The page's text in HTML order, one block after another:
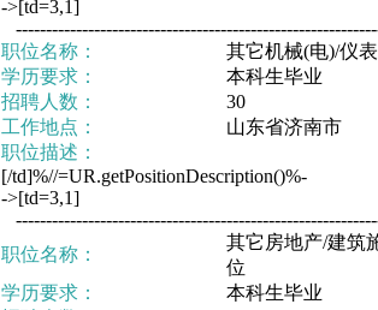
->[td=3,1]
职位名称：
其它机械(电)/仪
学历要求：
本科生毕业
招聘人数：
30
工作地点：
山东省济南市
职位描述：
[/td]%//=UR.getPositionDescription()%-
->[td=3,1]
职位名称：
其它房地产/建筑
位
学历要求：
本科生毕业